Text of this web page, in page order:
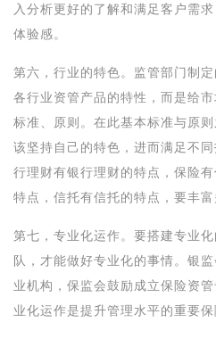
入分析更好的了解和满足客户需
体验感。
第六，行业的特色。监管部门制
各行业资管产品的特性，而是给
标准、原则。在此基本标准与原
该坚持自己的特色，进而满足不
行理财有银行理财的特点，保险
特点，信托有信托的特点，要丰富
第七，专业化运作。要搭建专业
队，才能做好专业化的事情。银
业机构，保监会鼓励成立保险资
业化运作是提升管理水平的重要保